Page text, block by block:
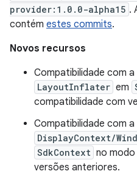
provider:1.0.0-alpha15 .
contém estes commits.
Novos recursos
Compatibilidade com
LayoutInflater em
compatibilidade com
Compatibilidade com
DisplayContext/
SdkContext no
versões anteriores.